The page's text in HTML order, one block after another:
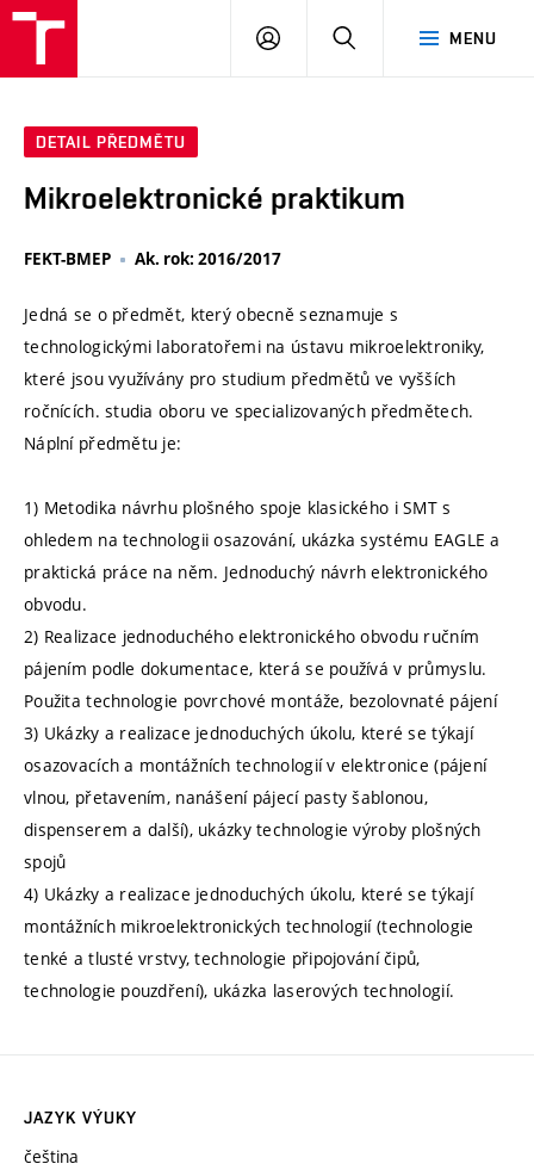
MENU
PŘIHLÁSIT
DETAIL PŘEDMĚTU
Mikroelektronické praktikum
FEKT-BMEP Ak. rok: 2016/2017
Jedná se o předmět, který obecně seznamuje s
technologickými laboratořemi na ústavu mikroelektroniky,
které jsou využívány pro studium předmětů ve vyšších
ročnících. studia oboru ve specializovaných předmětech.
Náplní předmětu je:
1) Metodika návrhu plošného spoje klasického i SMT s
ohledem na technologii osazování, ukázka systému EAGLE a
praktická práce na něm. Jednoduchý návrh elektronického
obvodu.
2) Realizace jednoduchého elektronického obvodu ručním
pájením podle dokumentace, která se používá v průmyslu.
Použita technologie povrchové montáže, bezolovnaté pájení
3) Ukázky a realizace jednoduchých úkolu, které se týkají
osazovacích a montážních technologií v elektronice (pájení
vlnou, přetavením, nanášení pájecí pasty šablonou,
dispenserem a další), ukázky technologie výroby plošných
spojů
4) Ukázky a realizace jednoduchých úkolu, které se týkají
montážních mikroelektronických technologií (technologie
tenké a tlusté vrstvy, technologie připojování čipů,
technologie pouzdření), ukázka laserových technologií.
JAZYK VÝUKY
čeština